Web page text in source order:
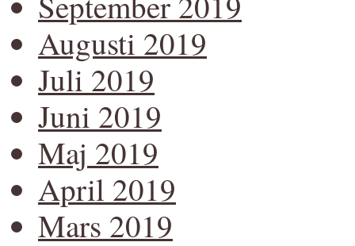
Augusti 2019
Juli 2019
Juni 2019
Maj 2019
April 2019
Mars 2019